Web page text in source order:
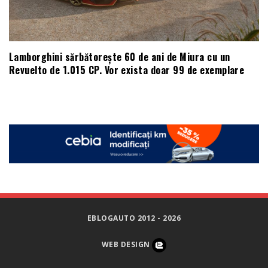
Lamborghini sărbătorește 60 de ani de Miura cu un
Revuelto de 1.015 CP. Vor exista doar 99 de exemplare
EBLOGAUTO 2012 - 2026
WEB DESIGN